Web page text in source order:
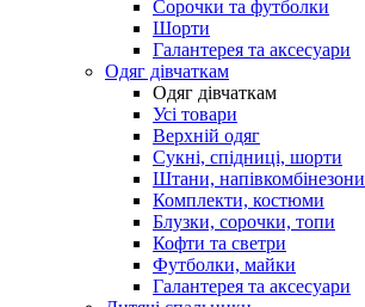
Сорочки та футболки
Шорти
Галантерея та аксесуари
Одяг дівчаткам
Одяг дівчаткам
Усі товари
Верхній одяг
Сукні, спідниці, шорти
Штани, напівкомбінезони
Комплекти, костюми
Блузки, сорочки, топи
Кофти та светри
Футболки, майки
Галантерея та аксесуари